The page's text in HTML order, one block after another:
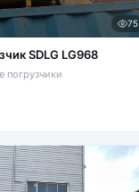
75
SDLG LG968
погрузчики